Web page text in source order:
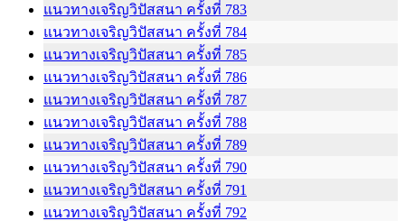
แนวทางเจริญวิปัสสนา ครั้งที่ 783
แนวทางเจริญวิปัสสนา ครั้งที่ 784
แนวทางเจริญวิปัสสนา ครั้งที่ 785
แนวทางเจริญวิปัสสนา ครั้งที่ 786
แนวทางเจริญวิปัสสนา ครั้งที่ 787
แนวทางเจริญวิปัสสนา ครั้งที่ 788
แนวทางเจริญวิปัสสนา ครั้งที่ 789
แนวทางเจริญวิปัสสนา ครั้งที่ 790
แนวทางเจริญวิปัสสนา ครั้งที่ 791
แนวทางเจริญวิปัสสนา ครั้งที่ 792